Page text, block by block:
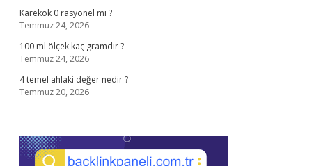
Karekök 0 rasyonel mi ?
Temmuz 24, 2026
100 ml ölçek kaç gramdır ?
Temmuz 24, 2026
4 temel ahlaki değer nedir ?
Temmuz 20, 2026